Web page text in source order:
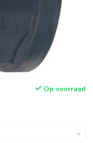
Op voorraad